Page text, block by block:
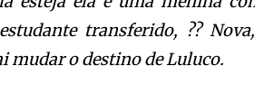
transferido, ??
mudar o destino de Luluco.